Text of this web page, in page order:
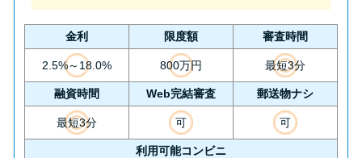
金利 限度額 審査時間
2.5%～18.0% 800万円 最短3分
融資時間 Web完結審査 郵送物ナシ
最短3分 可 可
利用可能コンビニ